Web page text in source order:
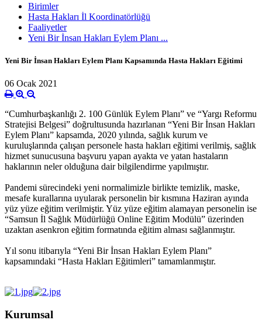
Birimler
Hasta Hakları İl Koordinatörlüğü
Faaliyetler
Yeni Bir İnsan Hakları Eylem Planı ...
Yeni Bir İnsan Hakları Eylem Planı Kapsamında Hasta Hakları Eğitimi
06 Ocak 2021
“Cumhurbaşkanlığı 2. 100 Günlük Eylem Planı” ve “Yargı Reformu
Stratejisi Belgesi” doğrultusunda hazırlanan “Yeni Bir İnsan Hakları
Eylem Planı” kapsamda, 2020 yılında, sağlık kurum ve
kuruluşlarında çalışan personele hasta hakları eğitimi verilmiş, sağlık
hizmet sunucusuna başvuru yapan ayakta ve yatan hastaların
haklarının neler olduğuna dair bilgilendirme yapılmıştır.
Pandemi sürecindeki yeni normalimizle birlikte temizlik, maske,
mesafe kurallarına uyularak personelin bir kısmına Haziran ayında
yüz yüze eğitim verilmiştir. Yüz yüze eğitim alamayan personelin ise
“Samsun İl Sağlık Müdürlüğü Online Eğitim Modülü” üzerinden
uzaktan asenkron eğitim formatında eğitim alması sağlanmıştır.
Yıl sonu itibarıyla “Yeni Bir İnsan Hakları Eylem Planı”
kapsamındaki “Hasta Hakları Eğitimleri” tamamlanmıştır.
Kurumsal